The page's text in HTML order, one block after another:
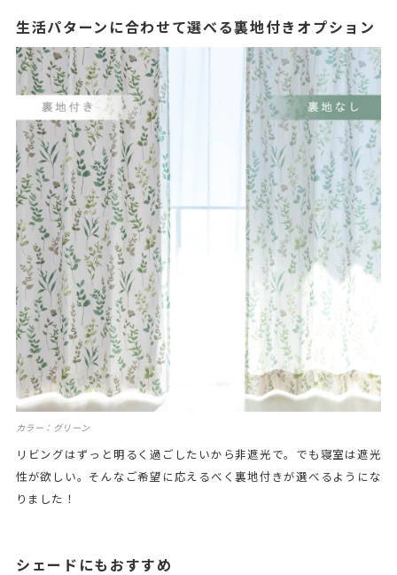
生活パターンに合わせて選べる裏地付きオプション
カラー：グリーン
リビングはずっと明るく過ごしたいから非遮光で。でも寝室は遮光
性が欲しい。そんなご希望に応えるべく裏地付きが選べるようにな
りました！
シェードにもおすすめ